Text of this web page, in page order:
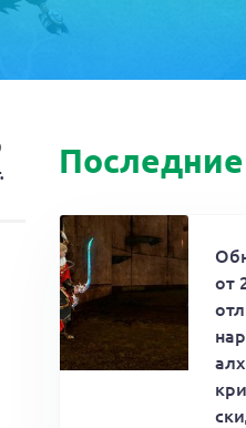
Последние
от